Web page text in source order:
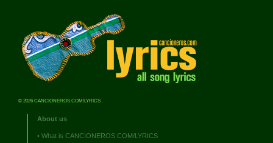
© 2026 CANCIONEROS.COM/LYRICS
About us
• What is CANCIONEROS.COM/LYRICS